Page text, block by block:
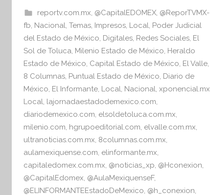
I
n
f
o
r
m
a
t
i
v
a
b
o
o
k
A
p
p
reportv.com.mx, @CapitalEDOMEX, @ReporTVMX-
fb, Nacional, Temas, Impresos, Local, Poder Judicial
del Estado de México, Digitales, Redes Sociales, El
Sol de Toluca, Milenio Estado de México, Heraldo
Estado de México, Capital Estado de México, El Valle,
8 Columnas, Puntual Estado de México, Diario de
México, El Informante, Local, Nacional, xponencial.mx
Local, lajornadaestadodemexico.com,
diariodemexico.com, elsoldetoluca.com.mx,
milenio.com, hgrupoeditorial.com, elvalle.com.mx,
ultranoticias.com.mx, 8columnas.com.mx,
aulamexiquense.com, elinformante.mx,
capitaledomex.com.mx, @noticias_xp, @Hconexion,
@CapitalEdomex, @AulaMexiquenseF,
@ELINFORMANTEEstadoDeMexico, @h_conexion,